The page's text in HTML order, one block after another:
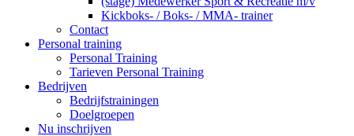
Kickboks- / Boks- / MMA- trainer
Contact
Personal training
Personal Training
Tarieven Personal Training
Bedrijven
Bedrijfstrainingen
Doelgroepen
Nu inschrijven